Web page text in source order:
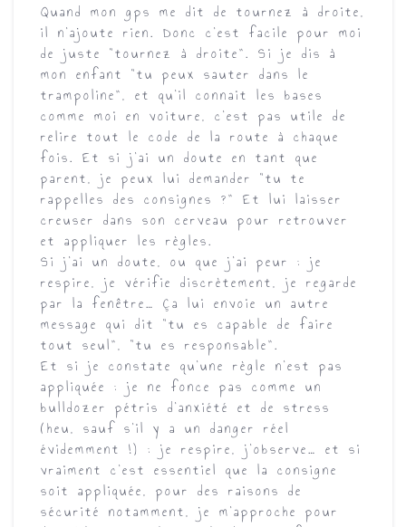
Quand mon gps me dit de tournez à droite,
il n’ajoute rien. Donc c’est facile pour moi
de juste “tournez à droite”. Si je dis à
mon enfant “tu peux sauter dans le
trampoline”, et qu’il connait les bases
comme moi en voiture, c’est pas utile de
relire tout le code de la route à chaque
fois. Et si j’ai un doute en tant que
parent, je peux lui demander “tu te
rappelles des consignes ?” Et lui laisser
creuser dans son cerveau pour retrouver
et appliquer les règles.
Si j’ai un doute, ou que j’ai peur : je
respire, je vérifie discrètement, je regarde
par la fenêtre… Ça lui envoie un autre
message qui dit “tu es capable de faire
tout seul”, “tu es responsable”.
Et si je constate qu’une règle n’est pas
appliquée : je ne fonce pas comme un
bulldozer pétris d’anxiété et de stress
(heu, sauf s’il y a un danger réel
évidemment !) : je respire, j’observe… et si
vraiment c’est essentiel que la consigne
soit appliquée, pour des raisons de
sécurité notamment, je m’approche pour